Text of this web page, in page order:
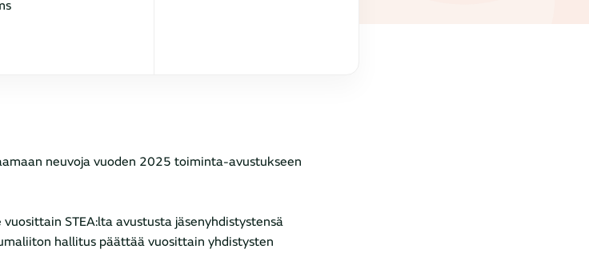
neuvoja vuoden 2025 toiminta-avustukseen
STEA:lta avustusta jäsenyhdistystensä
hallitus päättää vuosittain yhdistysten